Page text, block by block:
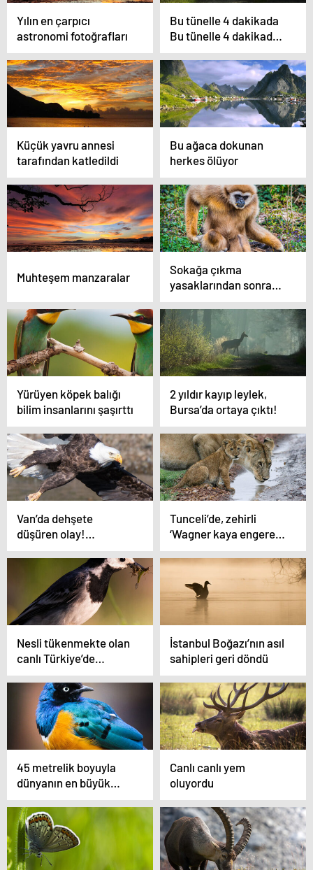
Yılın en çarpıcı
astronomi fotoğrafları
Bu tünelle 4 dakikada
Bu tünelle 4 dakikada
“iklim” değişecek
Küçük yavru annesi
tarafından katledildi
Bu ağaca dokunan
herkes ölüyor
Muhteşem manzaralar
Sokağa çıkma
yasaklarından sonra
köpek satışları arttı
Yürüyen köpek balığı
bilim insanlarını şaşırttı
2 yıldır kayıp leylek,
Bursa’da ortaya çıktı!
Van’da dehşete
düşüren olay!
Tonlarcası kurtarıldı
Tunceli’de, zehirli
‘Wagner kaya engereği’
bulundu!
Nesli tükenmekte olan
canlı Türkiye’de
bulundu
İstanbul Boğazı’nın asıl
sahipleri geri döndü
45 metrelik boyuyla
dünyanın en büyük
canlısı, canlı olarak
bulundu!
Canlı canlı yem
oluyordu